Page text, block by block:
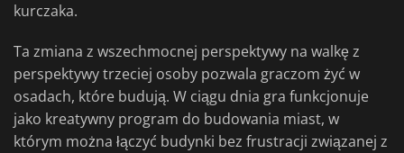
kurczaka.
Ta zmiana z wszechmocnej perspektywy na walkę z
perspektywy trzeciej osoby pozwala graczom żyć w
osadach, które budują. W ciągu dnia gra funkcjonuje
jako kreatywny program do budowania miast, w
którym można łączyć budynki bez frustracji związanej z